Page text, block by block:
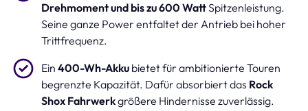
Drehmoment und bis zu 600 WattSpitzenleistung.
Seine ganze Power entfaltet der Antrieb bei hoher
Trittfrequenz.
Ein 400-Wh-Akku bietet für ambitionierte Touren
begrenzte Kapazität. Dafür absorbiert das Rock
Shox Fahrwerkgrößere Hindernisse zuverlässig.